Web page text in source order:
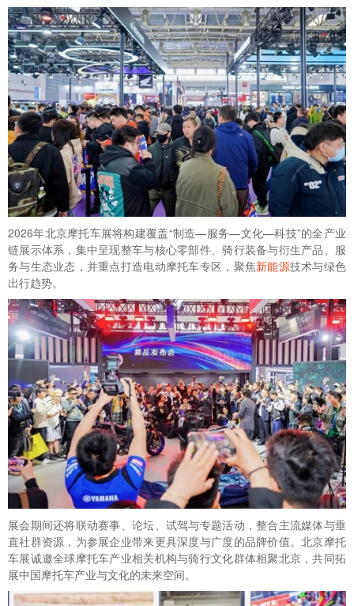
2026年北京摩托车展将构建覆盖“制造—服务—文化—科技”的全产业
链展示体系，集中呈现整车与核心零部件、骑行装备与衍生产品、服
务与生态业态，并重点打造电动摩托车专区，聚焦新能源技术与绿色
出行趋势。
展会期间还将联动赛事、论坛、试驾与专题活动，整合主流媒体与垂
直社群资源，为参展企业带来更具深度与广度的品牌价值。北京摩托
车展诚邀全球摩托车产业相关机构与骑行文化群体相聚北京，共同拓
展中国摩托车产业与文化的未来空间。